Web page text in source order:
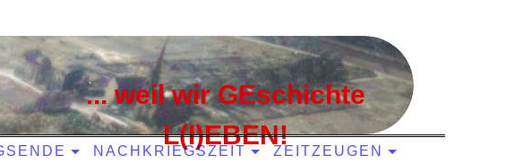
... weil wir GEschichte
L(I)EBEN!
NACHKRIEGSZEIT
ZEITZEUGEN